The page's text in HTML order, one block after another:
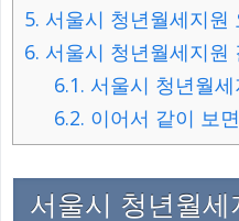
5. 서울시 청년월세지원
6. 서울시 청년월세지원
6.1. 서울시 청년월
6.2. 이어서 같이 보
서울시 청년월세